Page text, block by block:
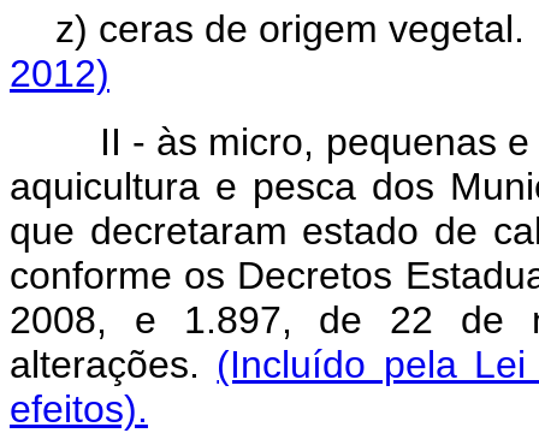
z) ceras de origem
2012)
II - às micro, pequenas e
aquicultura e pesca dos
que decretaram estado de
conforme os Decretos
2008, e 1.897, de 22 de
alterações. (Incluído pela
efeitos).